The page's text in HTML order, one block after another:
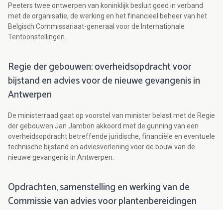
Peeters twee ontwerpen van koninklijk besluit goed in verband
met de organisatie, de werking en het financieel beheer van het
Belgisch Commissariaat-generaal voor de Internationale
Tentoonstellingen.
Regie der gebouwen: overheidsopdracht voor
bijstand en advies voor de nieuwe gevangenis in
Antwerpen
De ministerraad gaat op voorstel van minister belast met de Regie
der gebouwen Jan Jambon akkoord met de gunning van een
overheidsopdracht betreffende juridische, financiële en eventuele
technische bijstand en adviesverlening voor de bouw van de
nieuwe gevangenis in Antwerpen.
Opdrachten, samenstelling en werking van de
Commissie van advies voor plantenbereidingen